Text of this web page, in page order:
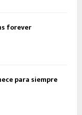
forever
para siempre